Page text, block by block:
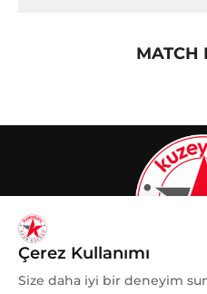
MATCH
Çerez Kullanımı
Size daha iyi bir deneyim